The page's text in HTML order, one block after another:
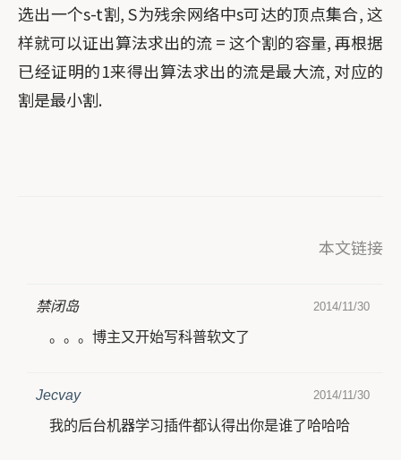
选出一个s-t割, S为残余网络中s可达的顶点集合, 这
样就可以证出算法求出的流 = 这个割的容量, 再根据
已经证明的1来得出算法求出的流是最大流, 对应的
割是最小割.
本文链接
禁闭岛 2014/11/30
。。。博主又开始写科普软文了
Jecvay 2014/11/30
我的后台机器学习插件都认得出你是谁了哈哈哈